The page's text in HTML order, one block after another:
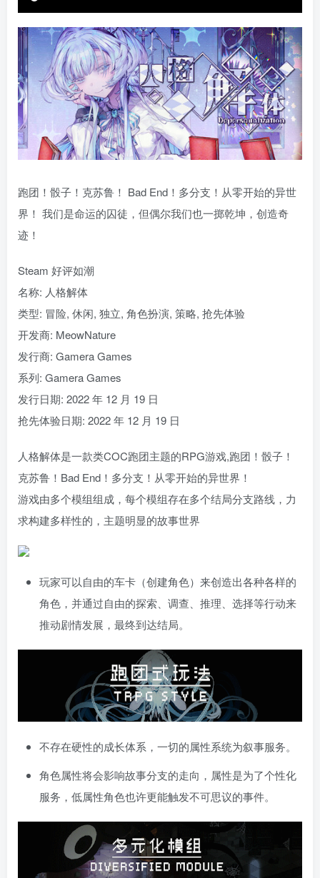
跑团！骰子！克苏鲁！ Bad End！多分支！从零开始的异世
界！ 我们是命运的囚徒，但偶尔我们也一掷乾坤，创造奇
迹！
Steam 好评如潮
名称: 人格解体
类型: 冒险, 休闲, 独立, 角色扮演, 策略, 抢先体验
开发商: MeowNature
发行商: Gamera Games
系列: Gamera Games
发行日期: 2022 年 12 月 19 日
抢先体验日期: 2022 年 12 月 19 日
人格解体是一款类COC跑团主题的RPG游戏,跑团！骰子！
克苏鲁！Bad End！多分支！从零开始的异世界！
游戏由多个模组组成，每个模组存在多个结局分支路线，力
求构建多样性的，主题明显的故事世界
玩家可以自由的车卡（创建角色）来创造出各种各样的
角色，并通过自由的探索、调查、推理、选择等行动来
推动剧情发展，最终到达结局。
不存在硬性的成长体系，一切的属性系统为叙事服务。
角色属性将会影响故事分支的走向，属性是为了个性化
服务，低属性角色也许更能触发不可思议的事件。